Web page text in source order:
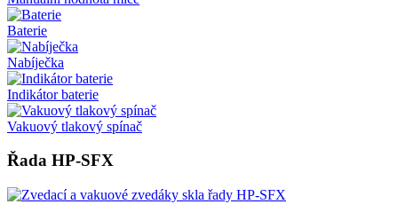
Baterie
Nabíječka
Indikátor baterie
Vakuový tlakový spínač
Řada HP-SFX